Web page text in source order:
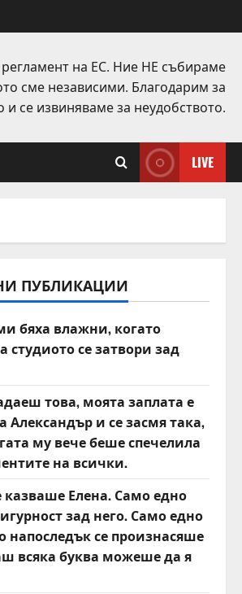
на ЕС. Ние НЕ събираме
сме независими. Благодарим за
и се извиняваме за неудобството.
LIVE
ПУБЛИКАЦИИ
бяха влажни, когато
студиото се затвори зад
това, моята заплата е
Александър и се засмя така,
му вече беше спечелила
на всички.
казваше Елена. Само едно
зад него. Само едно
напоследък се произнасяше
всяка буква можеше да я